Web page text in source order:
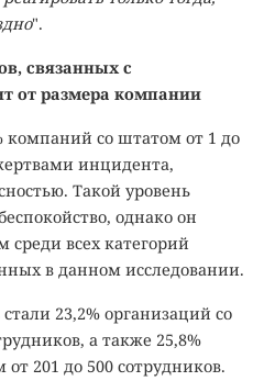
".
связанных с
от размера компании
компаний со штатом от 1 до
инцидента,
Такой уровень
однако он
всех категорий
в данном исследовании.
23,2% организаций со
а также 25,8%
201 до 500 сотрудников.